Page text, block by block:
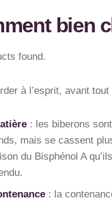
bien
found.
à l’esprit, avant
: les biberons
mais se cassent
du Bisphénol A
: la